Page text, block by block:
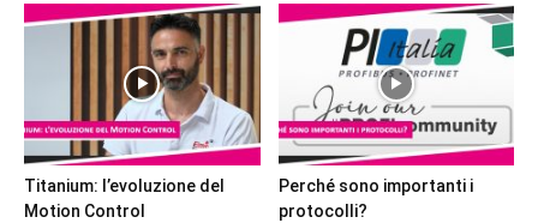
Titanium: l’evoluzione del
Motion Control
Perché sono importanti i
protocolli?